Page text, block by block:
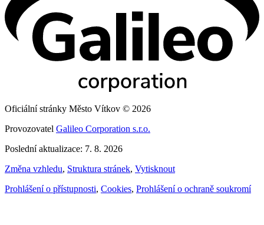
Oficiální stránky Město Vítkov © 2026
Provozovatel Galileo Corporation s.r.o.
Poslední aktualizace: 7. 8. 2026
Změna vzhledu, Struktura stránek, Vytisknout
Prohlášení o přístupnosti, Cookies, Prohlášení o ochraně soukromí